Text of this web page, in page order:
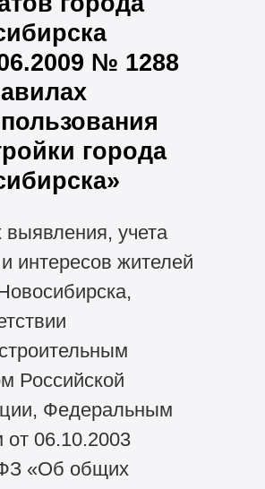
№ 1288
города
выявления, учета
интересов жителей
Российской
Федеральным
от 06.10.2003
«Об общих